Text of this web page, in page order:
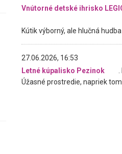
27.06.2026, 16:53
Letné kúpalisko Pezinok